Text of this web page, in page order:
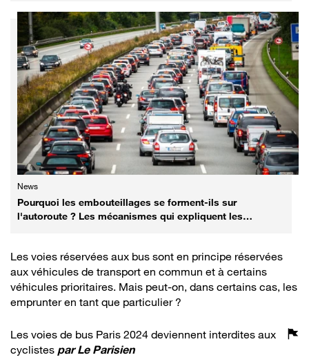
News
Pourquoi les embouteillages se forment-ils sur
l'autoroute ? Les mécanismes qui expliquent les
Les voies réservées aux bus sont en principe réservées
aux véhicules de transport en commun et à certains
véhicules prioritaires. Mais peut-on, dans certains cas, les
emprunter en tant que particulier ?
Les voies de bus Paris 2024 deviennent interdites aux
cyclistes parLe Parisien